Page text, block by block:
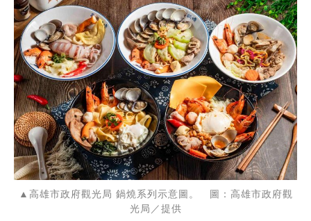
▲高雄市政府觀光局 鍋燒系列示意圖。 圖：高雄市政府觀
光局／提供